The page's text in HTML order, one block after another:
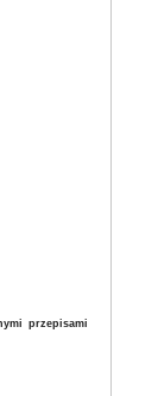
przepisami